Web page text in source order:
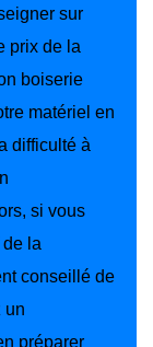
sur
prix de la
boiserie
matériel en
difficulté à
si vous
la
conseillé de
un
préparer